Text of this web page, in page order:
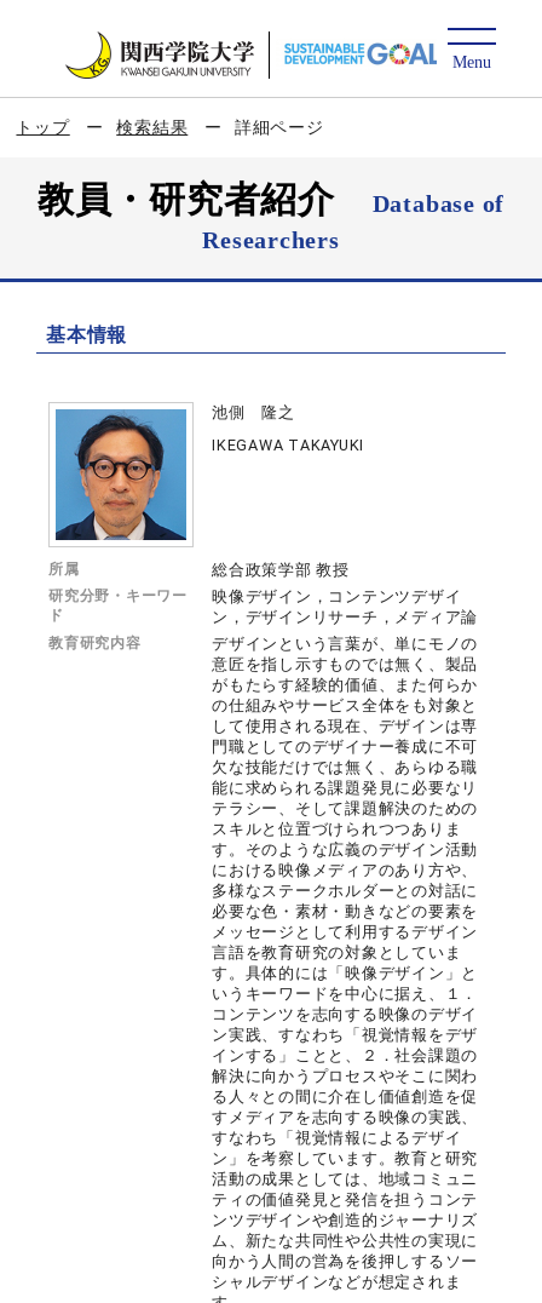
トップ 検索結果 詳細ページ
教員・研究者紹介
Database of
Researchers
基本情報
池側 隆之
IKEGAWA TAKAYUKI
所属 総合政策学部 教授
研究分野・キーワー
ド
映像デザイン，コンテンツデザイ
ン，デザインリサーチ，メディア論
教育研究内容
デザインという言葉が、単にモノの
意匠を指し示すものでは無く、製品
がもたらす経験的価値、また何らか
の仕組みやサービス全体をも対象と
して使用される現在、デザインは専
門職としてのデザイナー養成に不可
欠な技能だけでは無く、あらゆる職
能に求められる課題発見に必要なリ
テラシー、そして課題解決のための
スキルと位置づけられつつありま
す。そのような広義のデザイン活動
における映像メディアのあり方や、
多様なステークホルダーとの対話に
必要な色・素材・動きなどの要素を
メッセージとして利用するデザイン
言語を教育研究の対象としていま
す。具体的には「映像デザイン」と
いうキーワードを中心に据え、１．
コンテンツを志向する映像のデザイ
ン実践、すなわち「視覚情報をデザ
インする」ことと、２．社会課題の
解決に向かうプロセスやそこに関わ
る人々との間に介在し価値創造を促
すメディアを志向する映像の実践、
すなわち「視覚情報によるデザイ
ン」を考察しています。教育と研究
活動の成果としては、地域コミュニ
ティの価値発見と発信を担うコンテ
ンツデザインや創造的ジャーナリズ
ム、新たな共同性や公共性の実現に
向かう人間の営為を後押しするソー
シャルデザインなどが想定されま